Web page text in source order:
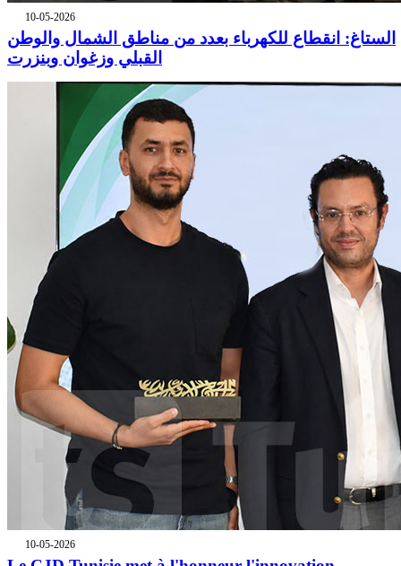
10-05-2026
الستاغ: انقطاع للكهرباء بعدد من مناطق الشمال والوطن
القبلي وزغوان وبنزرت
10-05-2026